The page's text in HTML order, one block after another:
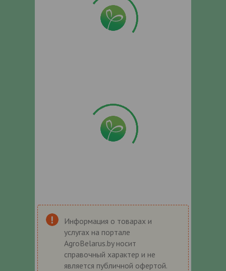
Информация о товарах и
услугах на портале
AgroBelarus.by носит
справочный характер и не
является публичной офертой.